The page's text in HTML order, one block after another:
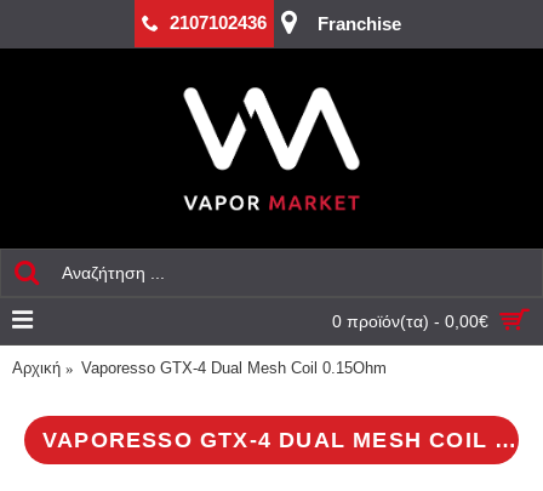
2107102436 Franchise
0 προϊόν(τα) - 0,00€
Αρχική Vaporesso GTX-4 Dual Mesh Coil 0.15Ohm
VAPORESSO GTX-4 DUAL MESH COIL 0.15OHM